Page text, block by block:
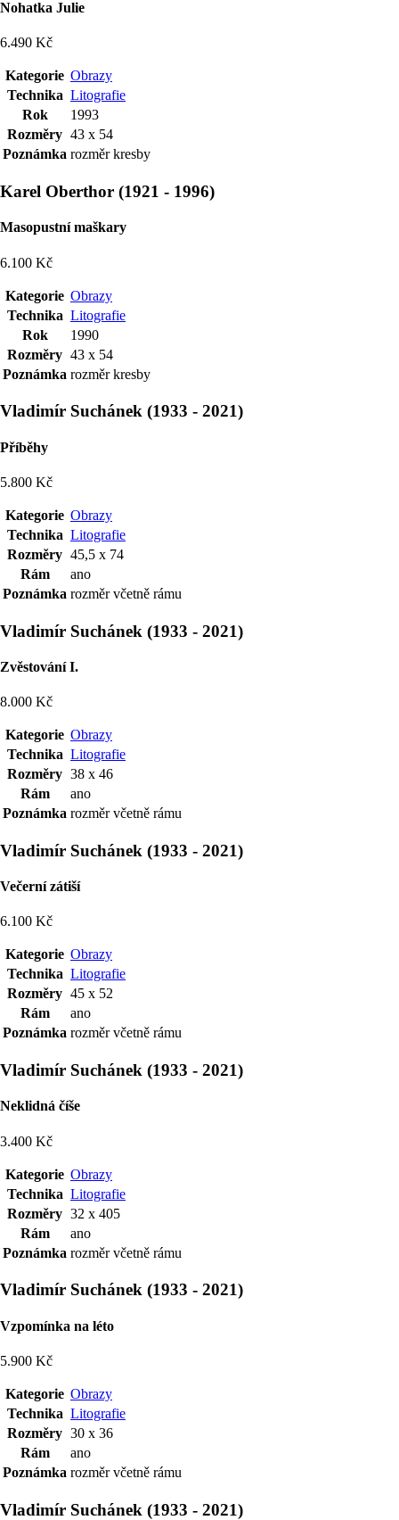
Nohatka Julie
6.490 Kč
Kategorie Obrazy
Technika Litografie
Rok
1993
Rozměry 43 x 54
Poznámka rozměr kresby
Karel Oberthor (1921 - 1996)
Masopustní maškary
6.100 Kč
Kategorie Obrazy
Technika Litografie
Rok
1990
Rozměry 43 x 54
Poznámka rozměr kresby
Vladimír Suchánek (1933 - 2021)
Příběhy
5.800 Kč
Kategorie Obrazy
Technika Litografie
Rozměry 45,5 x 74
Rám
ano
Poznámka rozměr včetně rámu
Vladimír Suchánek (1933 - 2021)
Zvěstování I.
8.000 Kč
Kategorie Obrazy
Technika Litografie
Rozměry 38 x 46
Rám
ano
Poznámka rozměr včetně rámu
Vladimír Suchánek (1933 - 2021)
Večerní zátiší
6.100 Kč
Kategorie Obrazy
Technika Litografie
Rozměry 45 x 52
Rám
ano
Poznámka rozměr včetně rámu
Vladimír Suchánek (1933 - 2021)
Neklidná číše
3.400 Kč
Kategorie Obrazy
Technika Litografie
Rozměry 32 x 405
Rám
ano
Poznámka rozměr včetně rámu
Vladimír Suchánek (1933 - 2021)
Vzpomínka na léto
5.900 Kč
Kategorie Obrazy
Technika Litografie
Rozměry 30 x 36
Rám
ano
Poznámka rozměr včetně rámu
Vladimír Suchánek (1933 - 2021)